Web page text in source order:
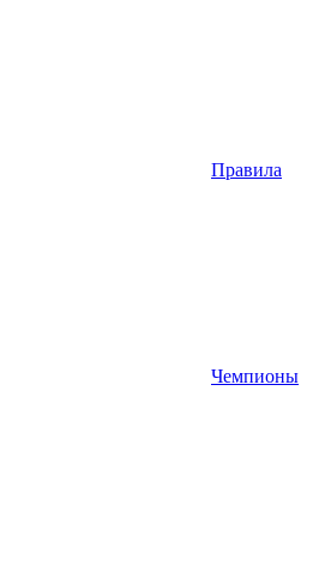
Правила
Чемпионы